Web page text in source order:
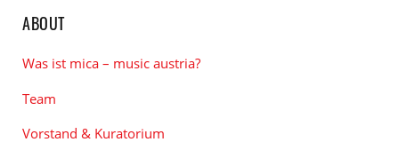
ABOUT
Was ist mica – music austria?
Team
Vorstand & Kuratorium